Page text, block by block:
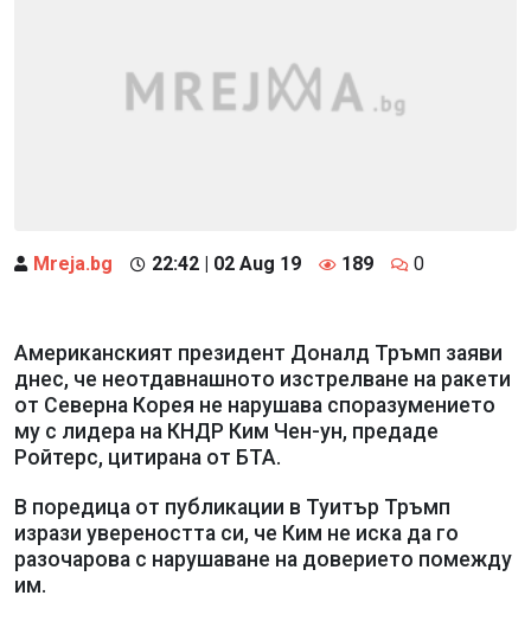
Mreja.bg 22:42 | 02 Aug 19 189 0
Американският президент Доналд Тръмп заяви
днес, че неотдавнашното изстрелване на ракети
от Северна Корея не нарушава споразумението
му с лидера на КНДР Ким Чен-ун, предаде
Ройтерс, цитирана от БТА.
В поредица от публикации в Туитър Тръмп
изрази увереността си, че Ким не иска да го
разочарова с нарушаване на доверието помежду
им.